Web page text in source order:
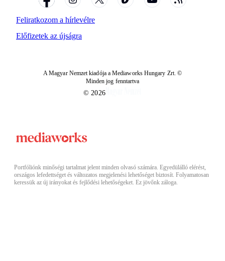
Feliratkozom a hírlevélre
Előfizetek az újságra
A Magyar Nemzet kiadója a Mediaworks Hungary Zrt. ©
Minden jog fenntartva
© 2026
Portfóliónk minőségi tartalmat jelent minden olvasó számára. Egyedülálló elérést,
országos lefedettséget és változatos megjelenési lehetőséget biztosít. Folyamatosan
keressük az új irányokat és fejlődési lehetőségeket. Ez jövőnk záloga.